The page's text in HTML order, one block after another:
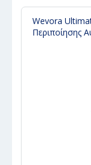
Wevora
Περιποίησης